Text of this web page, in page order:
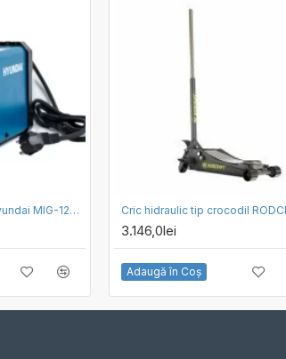
Invertor de sudura Hyundai MIG-120T, 120A, display digital, functie hot start si anti stick
3.146,0lei
Adaugă în Coş